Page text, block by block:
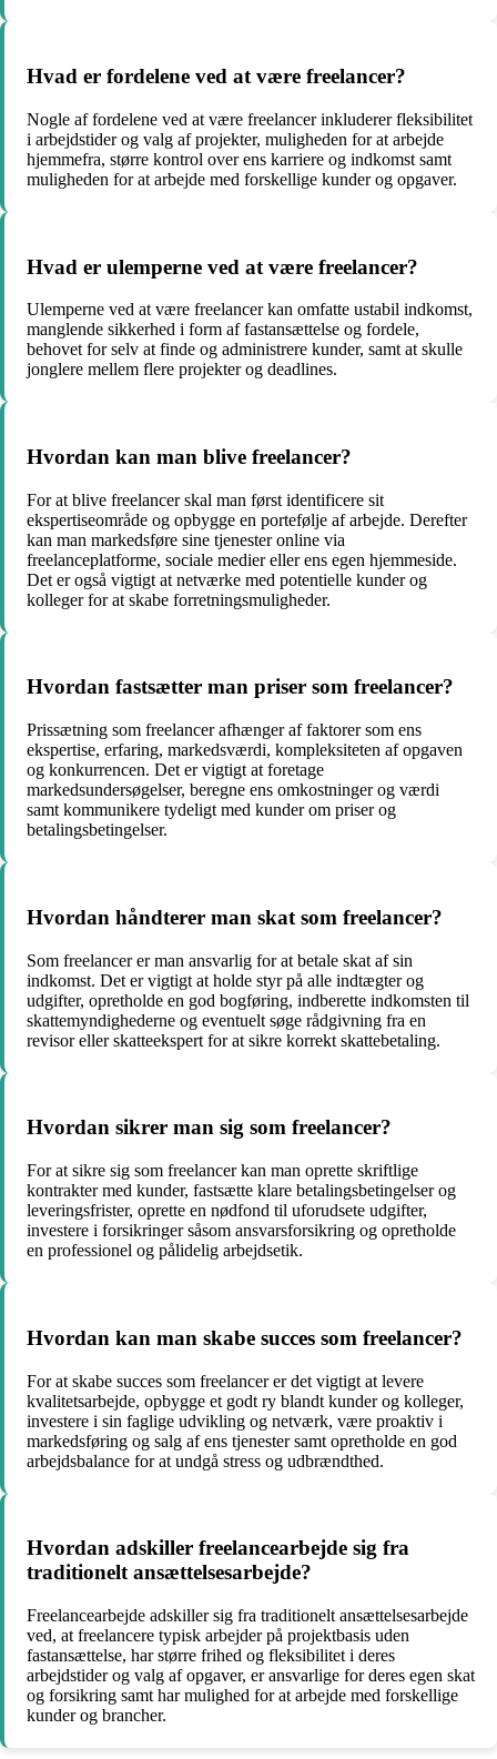
Hvad er fordelene ved at være freelancer?
Nogle af fordelene ved at være freelancer inkluderer fleksibilitet
i arbejdstider og valg af projekter, muligheden for at arbejde
hjemmefra, større kontrol over ens karriere og indkomst samt
muligheden for at arbejde med forskellige kunder og opgaver.
Hvad er ulemperne ved at være freelancer?
Ulemperne ved at være freelancer kan omfatte ustabil indkomst,
manglende sikkerhed i form af fastansættelse og fordele,
behovet for selv at finde og administrere kunder, samt at skulle
jonglere mellem flere projekter og deadlines.
Hvordan kan man blive freelancer?
For at blive freelancer skal man først identificere sit
ekspertiseområde og opbygge en portefølje af arbejde. Derefter
kan man markedsføre sine tjenester online via
freelanceplatforme, sociale medier eller ens egen hjemmeside.
Det er også vigtigt at netværke med potentielle kunder og
kolleger for at skabe forretningsmuligheder.
Hvordan fastsætter man priser som freelancer?
Prissætning som freelancer afhænger af faktorer som ens
ekspertise, erfaring, markedsværdi, kompleksiteten af opgaven
og konkurrencen. Det er vigtigt at foretage
markedsundersøgelser, beregne ens omkostninger og værdi
samt kommunikere tydeligt med kunder om priser og
betalingsbetingelser.
Hvordan håndterer man skat som freelancer?
Som freelancer er man ansvarlig for at betale skat af sin
indkomst. Det er vigtigt at holde styr på alle indtægter og
udgifter, opretholde en god bogføring, indberette indkomsten til
skattemyndighederne og eventuelt søge rådgivning fra en
revisor eller skatteekspert for at sikre korrekt skattebetaling.
Hvordan sikrer man sig som freelancer?
For at sikre sig som freelancer kan man oprette skriftlige
kontrakter med kunder, fastsætte klare betalingsbetingelser og
leveringsfrister, oprette en nødfond til uforudsete udgifter,
investere i forsikringer såsom ansvarsforsikring og opretholde
en professionel og pålidelig arbejdsetik.
Hvordan kan man skabe succes som freelancer?
For at skabe succes som freelancer er det vigtigt at levere
kvalitetsarbejde, opbygge et godt ry blandt kunder og kolleger,
investere i sin faglige udvikling og netværk, være proaktiv i
markedsføring og salg af ens tjenester samt opretholde en god
arbejdsbalance for at undgå stress og udbrændthed.
Hvordan adskiller freelancearbejde sig fra
traditionelt ansættelsesarbejde?
Freelancearbejde adskiller sig fra traditionelt ansættelsesarbejde
ved, at freelancere typisk arbejder på projektbasis uden
fastansættelse, har større frihed og fleksibilitet i deres
arbejdstider og valg af opgaver, er ansvarlige for deres egen skat
og forsikring samt har mulighed for at arbejde med forskellige
kunder og brancher.